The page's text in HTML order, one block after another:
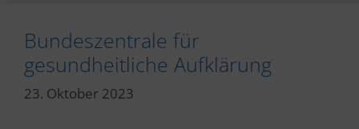
Bundeszentrale für
gesundheitliche Aufklärung
23. Oktober 2023